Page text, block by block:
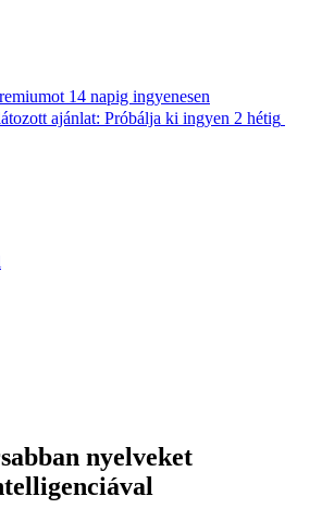
14 napig ingyenesen
ajánlat: Próbálja ki ingyen 2 hétig
nyelveket